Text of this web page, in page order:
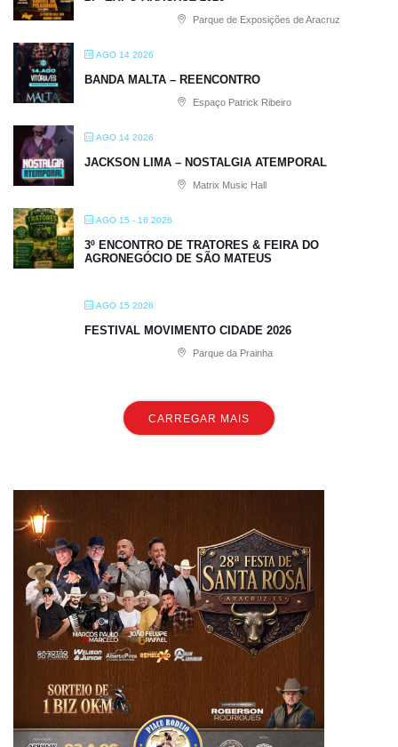
Parque de Exposições de Aracruz
AGO 14 2026
BANDA MALTA – REENCONTRO
Espaço Patrick Ribeiro
AGO 14 2026
JACKSON LIMA – NOSTALGIA ATEMPORAL
Matrix Music Hall
AGO 15 - 16 2026
3º ENCONTRO DE TRATORES & FEIRA DO
AGRONEGÓCIO DE SÃO MATEUS
AGO 15 2026
FESTIVAL MOVIMENTO CIDADE 2026
Parque da Prainha
CARREGAR MAIS